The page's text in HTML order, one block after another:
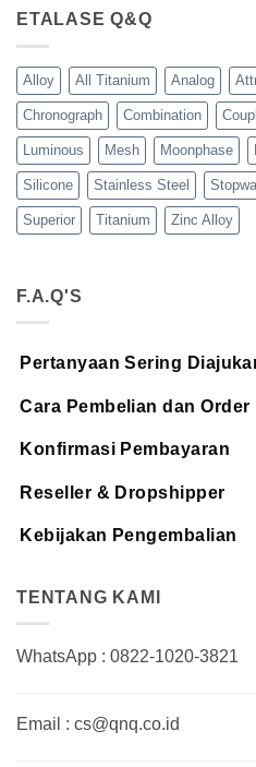
ETALASE Q&Q
Alloy All Titanium Analog
Chronograph Combination
Luminous Mesh Moonphase
Silicone Stainless Steel
Superior Titanium Zinc Alloy
F.A.Q'S
Pertanyaan Sering
Cara Pembelian dan Order
Konfirmasi Pembayaran
Reseller & Dropshipper
Kebijakan Pengembalian
TENTANG KAMI
WhatsApp : 0822-1020-3821
Email : cs@qnq.co.id